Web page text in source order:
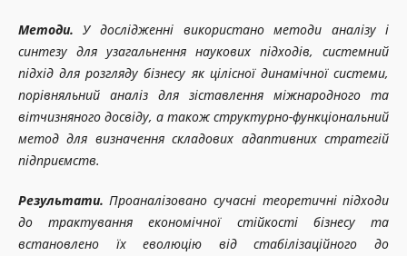
Методи. У дослідженні використано методи аналізу і
синтезу для узагальнення наукових підходів, системний
підхід для розгляду бізнесу як цілісної динамічної системи,
порівняльний аналіз для зіставлення міжнародного та
вітчизняного досвіду, а також структурно-функціональний
метод для визначення складових адаптивних стратегій
підприємств.
Результати. Проаналізовано сучасні теоретичні підходи
до трактування економічної стійкості бізнесу та
встановлено їх еволюцію від стабілізаційного до